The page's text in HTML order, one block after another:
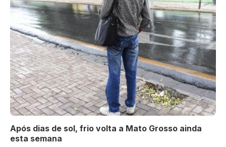
Após dias de sol, frio volta a Mato Grosso ainda
esta semana